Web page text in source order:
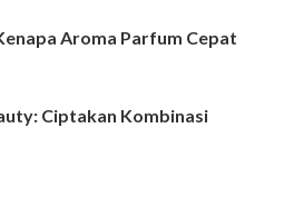
Aroma Parfum Cepat
Ciptakan Kombinasi